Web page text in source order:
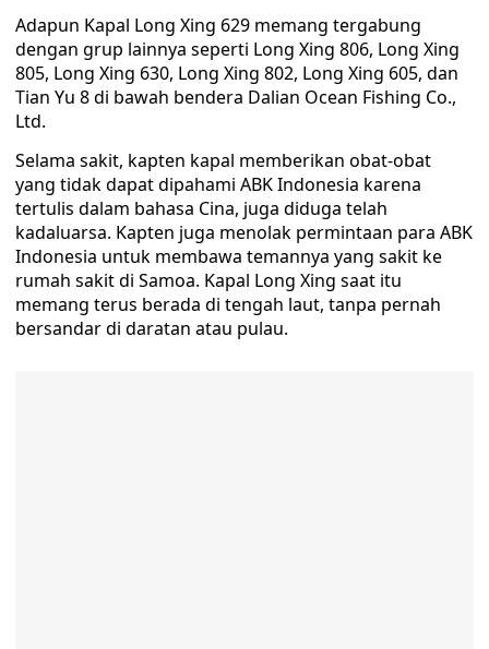
Adapun Kapal Long Xing 629 memang tergabung
dengan grup lainnya seperti Long Xing 806, Long Xing
805, Long Xing 630, Long Xing 802, Long Xing 605, dan
Tian Yu 8 di bawah bendera Dalian Ocean Fishing Co.,
Ltd.
Selama sakit, kapten kapal memberikan obat-obat
yang tidak dapat dipahami ABK Indonesia karena
tertulis dalam bahasa Cina, juga diduga telah
kadaluarsa. Kapten juga menolak permintaan para ABK
Indonesia untuk membawa temannya yang sakit ke
rumah sakit di Samoa. Kapal Long Xing saat itu
memang terus berada di tengah laut, tanpa pernah
bersandar di daratan atau pulau.